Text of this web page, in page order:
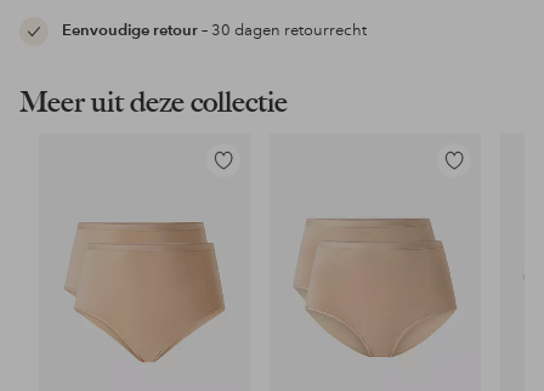
Eenvoudige retour– 30 dagen retourrecht
Meer uit deze collectie
Toevoegen
Toevoegen